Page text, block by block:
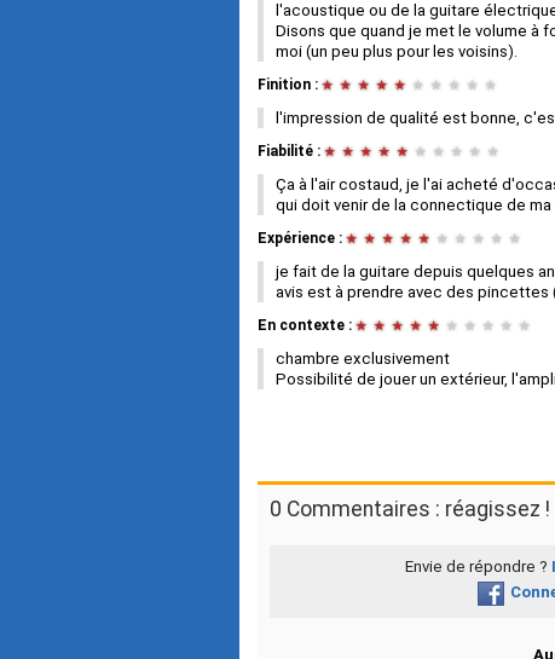
l'acoustique ou de la guitare
Disons que quand je met le volume à
moi (un peu plus pour les voisins).
Finition : ★ ★ ★ ★ ★ ★ ★ ★ ★ ★
l'impression de qualité est bonne,
Fiabilité : ★ ★ ★ ★ ★ ★ ★ ★ ★ ★
Ça à l'air costaud, je l'ai acheté
qui doit venir de la connectique de ma
Expérience : ★ ★ ★ ★ ★ ★ ★ ★ ★ ★
je fait de la guitare depuis quelques
avis est à prendre avec des pincettes
En contexte : ★ ★ ★ ★ ★ ★ ★ ★ ★ ★
chambre exclusivement
Possibilité de jouer un extérieur,
0 Commentaires : réagissez !
Envie de répondre ?